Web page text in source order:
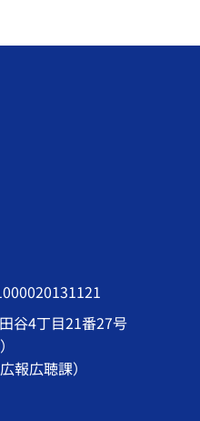
谷4丁目21番27号
報広聴課）